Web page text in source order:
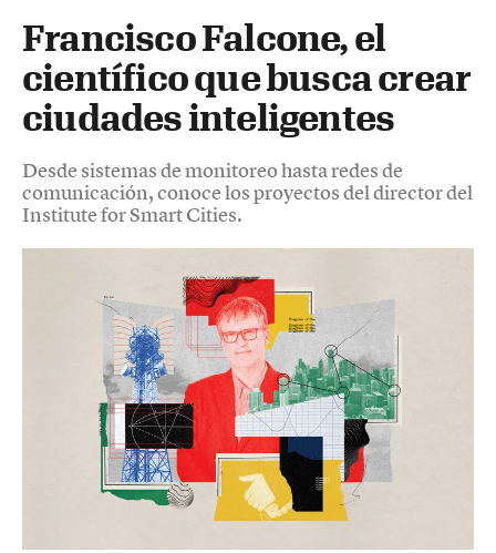
Francisco Falcone, el
científico que busca crear
ciudades inteligentes
Desde sistemas de monitoreo hasta redes de
comunicación, conoce los proyectos del director del
Institute for Smart Cities.